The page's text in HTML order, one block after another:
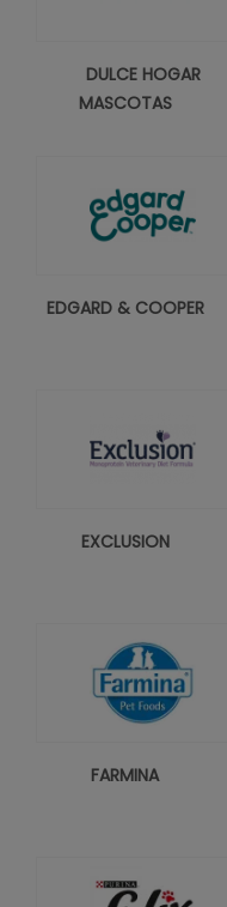
DULCE HOGAR
MASCOTAS
EDGARD & COOPER
EXCLUSION
FARMINA